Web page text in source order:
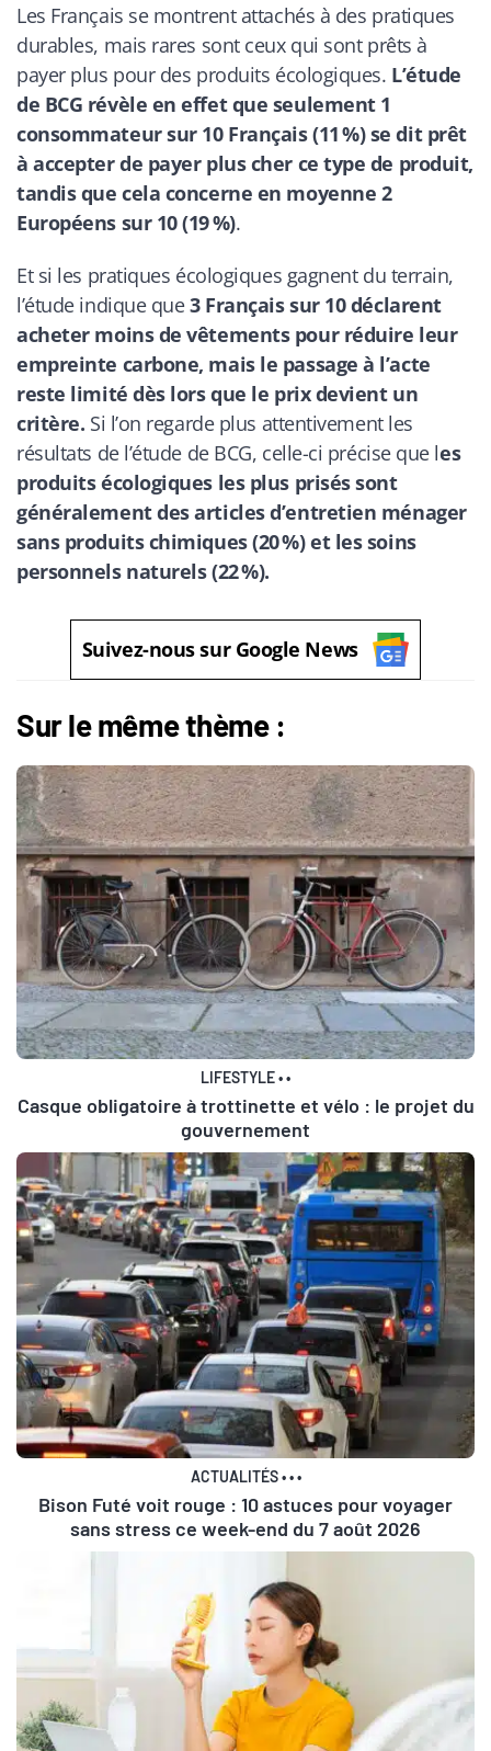
Les Français se montrent attachés à des pratiques
durables, mais rares sont ceux qui sont prêts à
payer plus pour des produits écologiques. L’étude
de BCG révèle en effet que seulement 1
consommateur sur 10 Français (11 %) se dit prêt
à accepter de payer plus cher ce type de produit,
tandis que cela concerne en moyenne 2
Européens sur 10 (19 %).
Et si les pratiques écologiques gagnent du terrain,
l’étude indique que3 Français sur 10 déclarent
acheter moins de vêtements pour réduire leur
empreinte carbone, mais le passage à l’acte
reste limité dès lors que le prix devient un
critère. Si l’on regarde plus attentivement les
résultats de l’étude de BCG, celle-ci précise que les
produits écologiques les plus prisés sont
généralement des articles d’entretien ménager
sans produits chimiques (20 %) et les soins
personnels naturels (22 %).
Suivez-nous sur Google News
Sur le même thème :
LIFESTYLE••
Casque obligatoire à trottinette et vélo : le projet du
gouvernement
ACTUALITÉS•••
Bison Futé voit rouge : 10 astuces pour voyager
sans stress ce week-end du 7 août 2026